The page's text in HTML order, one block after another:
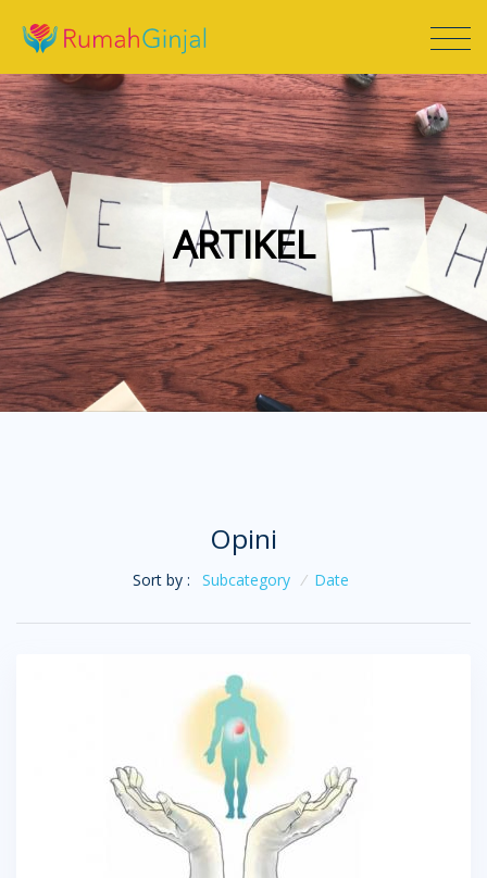
ARTIKEL
Opini
Sort by : Subcategory / Date